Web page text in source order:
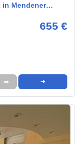
in Mendener…
655 €
➦ ➜